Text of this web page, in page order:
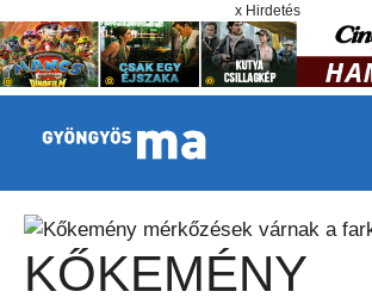
x Hirdetés
KŐKEMÉNY